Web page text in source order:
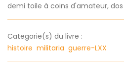
demi toile à coins d'amateur,
Categorie(s) du livre :
histoire militaria guerre-LXX